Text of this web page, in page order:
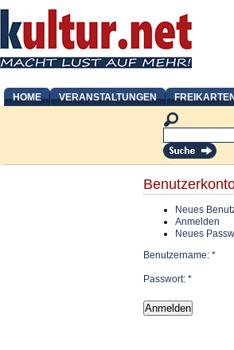
HOME VERANSTALTUNGEN
Neues
Anmelden
Neues
Benutzername: *
Passwort: *